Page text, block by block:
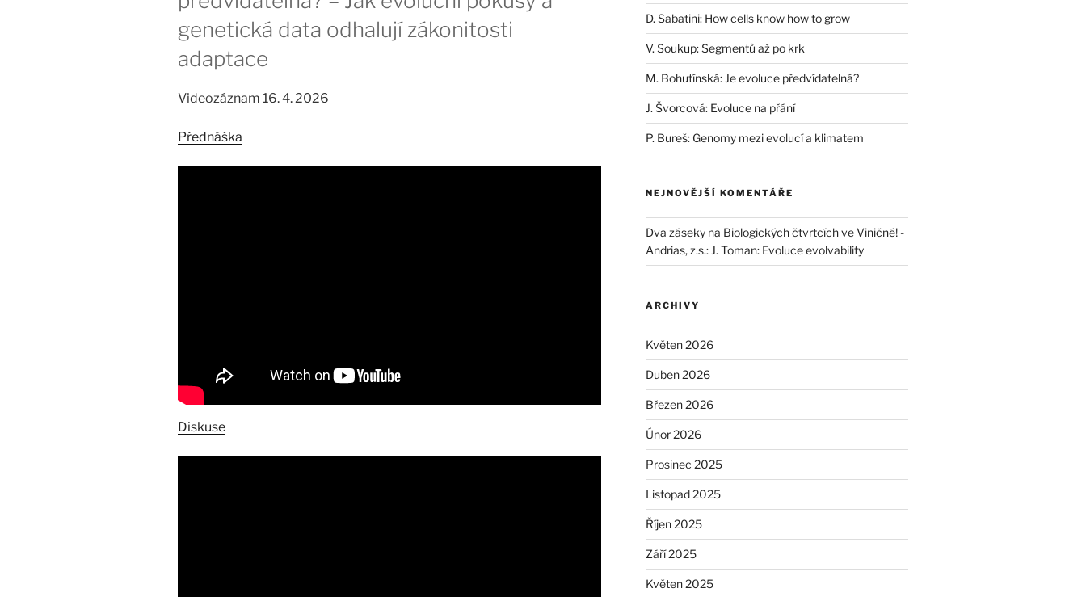
genetická data odhalují zákonitosti
adaptace
Videozáznam 16. 4. 2026
Přednáška
Diskuse
D. Sabatini: How cells know how to grow
V. Soukup: Segmentů až po krk
M. Bohutínská: Je evoluce předvídatelná?
J. Švorcová: Evoluce na přání
P. Bureš: Genomy mezi evolucí a klimatem
NEJNOVĚJŠÍ KOMENTÁŘE
Dva záseky na Biologických čtvrtcích ve Viničné! -
Andrias, z.s.: J. Toman: Evoluce evolvability
ARCHIVY
Květen 2026
Duben 2026
Březen 2026
Únor 2026
Prosinec 2025
Listopad 2025
Říjen 2025
Září 2025
Květen 2025